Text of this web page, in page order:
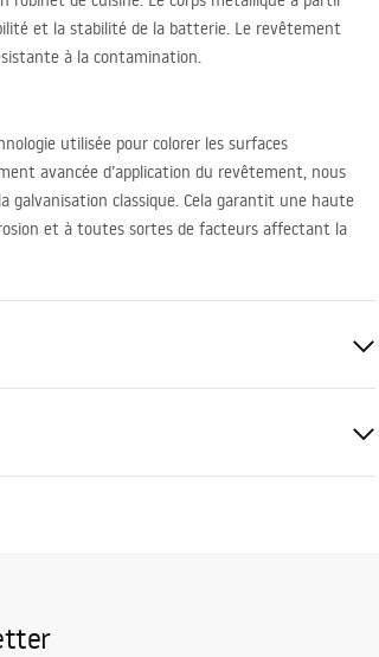
et la stabilité de la batterie. Le revêtement
à la contamination.
utilisée pour colorer les surfaces
avancée d’application du revêtement, nous
galvanisation classique. Cela garantit une haute
et à toutes sortes de facteurs affectant la
Or brossé
270